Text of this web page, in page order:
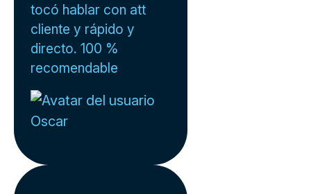
tocó hablar con att
cliente y rápido y
directo. 100 %
recomendable
Oscar